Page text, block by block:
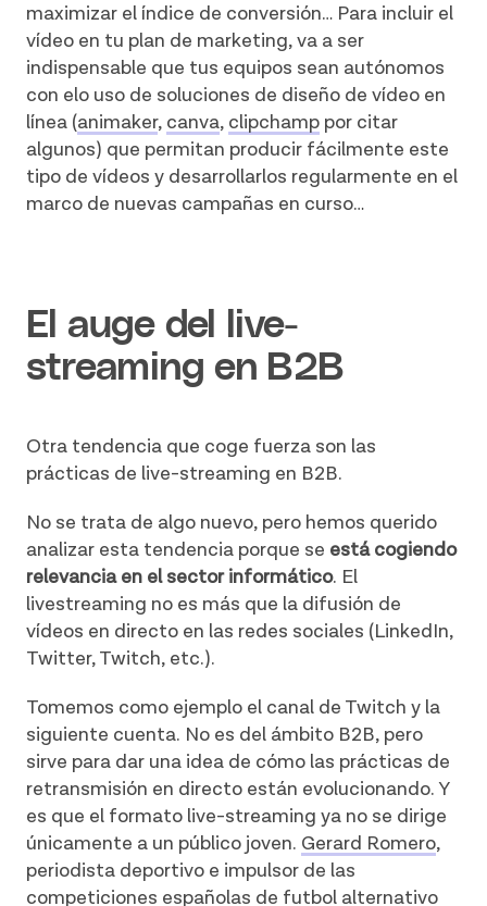
maximizar el índice de conversión… Para incluir el
vídeo en tu plan de marketing, va a ser
indispensable que tus equipos sean autónomos
con elo uso de soluciones de diseño de vídeo en
línea (animaker, canva, clipchamppor citar
algunos) que permitan producir fácilmente este
tipo de vídeos y desarrollarlos regularmente en el
marco de nuevas campañas en curso…
El auge del live-
streaming en B2B
Otra tendencia que coge fuerza son las
prácticas de live-streaming en B2B.
No se trata de algo nuevo, pero hemos querido
analizar esta tendencia porque se está cogiendo
relevancia en el sector informático. El
livestreaming no es más que la difusión de
vídeos en directo en las redes sociales (LinkedIn,
Twitter, Twitch, etc.).
Tomemos como ejemplo el canal de Twitch y la
siguiente cuenta. No es del ámbito B2B, pero
sirve para dar una idea de cómo las prácticas de
retransmisión en directo están evolucionando. Y
es que el formato live-streaming ya no se dirige
únicamente a un público joven. Gerard Romero,
periodista deportivo e impulsor de las
competiciones españolas de futbol alternativo